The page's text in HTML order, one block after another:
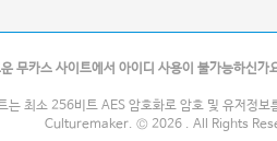
무카스 사이트에서 아이디 사용이 불가능하신가
는 최소 256비트 AES 암호화로 암호 및 유저정보
Culturemaker. © 2026 . All Rights